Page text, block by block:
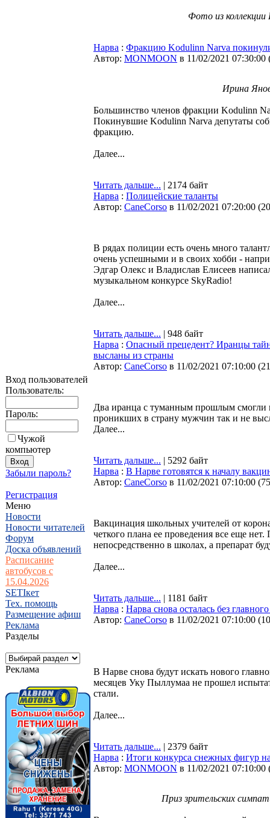
Вход пользователей
Пользователь:
Пароль:
Чужой
компьютер
Забыли пароль?
Регистрация
Меню
Новости
Новости читателей
Форум
Доска объявлений
Расписание
автобусов с
15.04.2026
SETIкет
Тех. помощь
Размещение афиш
Реклама
Разделы
Реклама
Фото из коллекции
Нарва : Фракцию Kodulinn Narva
Автор: MONMOON в 11/02/2021 07:30:00
Ирина
Большинство членов фракции Kodulinn
Покинувшие Kodulinn Narva депутаты
фракцию.
Далее...
Читать дальше... | 2174 байт
Нарва : Полицейские таланты
Автор: CaneCorso в 11/02/2021 07:20:00 (
В рядах полиции есть очень много
очень успешными и в своих хобби -
Эдгар Олекс и Владислав Елисеев
музыкальном конкурсе SkyRadio!
Далее...
Читать дальше... | 948 байт
Нарва : Опасный прецедент? Иранцы
высланы из страны
Автор: CaneCorso в 11/02/2021 07:10:00 (
Два иранца с туманным прошлым смогли
проникших в страну мужчин так и не
Далее...
Читать дальше... | 5292 байт
Нарва : В Нарве готовятся к началу
Автор: CaneCorso в 11/02/2021 07:10:00 (
Вакцинация школьных учителей от
четкого плана ее проведения все еще
непосредственно в школах, а препарат
Далее...
Читать дальше... | 1181 байт
Нарва : Нарва снова осталась без
Автор: CaneCorso в 11/02/2021 07:10:00 (
В Нарве снова будут искать нового
месяцев Уку Пыллумаа не прошел
стали.
Далее...
Читать дальше... | 2379 байт
Нарва : Итоги конкурса снежных фигур
Автор: MONMOON в 11/02/2021 07:10:00
Приз зрительских